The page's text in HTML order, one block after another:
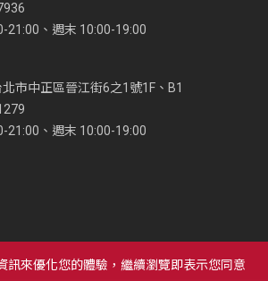
21:00、週末 10:00-19:00
市中正區晉江街6之1號1F、B1
21:00、週末 10:00-19:00
訊來優化您的體驗，繼續瀏覽即表示您同意